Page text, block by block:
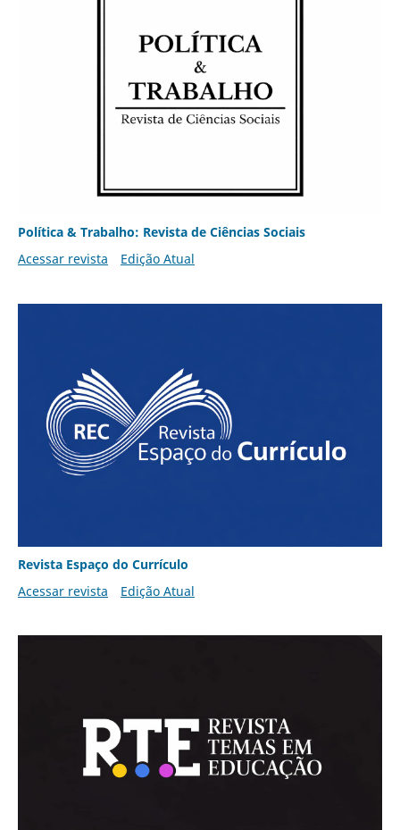
Política & Trabalho: Revista de Ciências Sociais
Acessar revista
Edição Atual
Revista Espaço do Currículo
Acessar revista
Edição Atual